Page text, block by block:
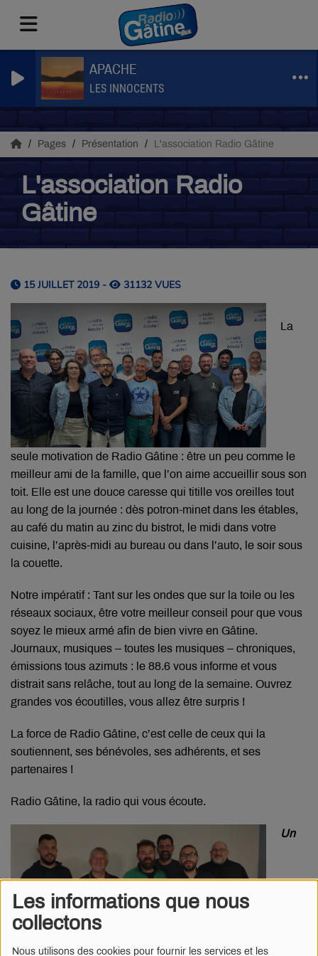
Les informations que nous
collectons
Nous utilisons des cookies pour fournir les services et les
APACHE
LES INNOCENTS
Pages Présentation L'association Radio Gâtine
L'association Radio
Gâtine
15 JUILLET 2019 - 31132 VUES
La
seule motivation de Radio Gâtine : être un peu comme le
meilleur ami de la famille, que l’on aime accueillir sous son
toit. Elle est une douce caresse qui titille vos oreilles tout
au long de la journée : dès potron-minet dans les étables,
au café du matin au zinc du bistrot, le midi dans votre
cuisine, l’après-midi au bureau ou dans l’auto, le soir sous
la couette.
Notre impératif : Tant sur les ondes que sur la toile ou les
réseaux sociaux, être votre meilleur conseil pour que vous
soyez le mieux armé afin de bien vivre en Gâtine.
Journaux, musiques – toutes les musiques – chroniques,
émissions tous azimuts : le 88.6 vous informe et vous
distrait sans relâche, tout au long de la semaine. Ouvrez
grandes vos écoutilles, vous allez être surpris !
La force de Radio Gâtine, c’est celle de ceux qui la
soutiennent, ses bénévoles, ses adhérents, et ses
partenaires !
Radio Gâtine, la radio qui vous écoute.
Un